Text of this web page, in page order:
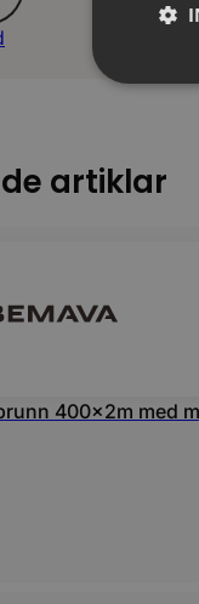
artiklar
400x2m med